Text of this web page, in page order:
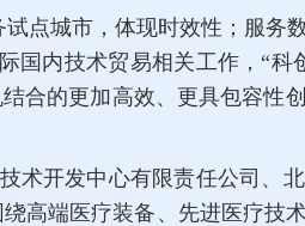
点城市，体现时效性；服
国内技术贸易相关工作，“
合的更加高效、更具包容性
术开发中心有限责任公司、
高端医疗装备、先进医疗技